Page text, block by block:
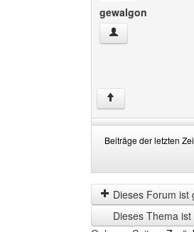
gewalgon
gewalgon
↑
Beiträge der letzten
der
letzten
Zeit
anzeigen
by
Dieses Forum ist
Dieses Thema